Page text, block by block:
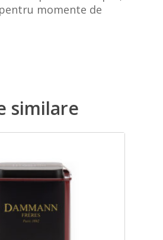
momente de
similare